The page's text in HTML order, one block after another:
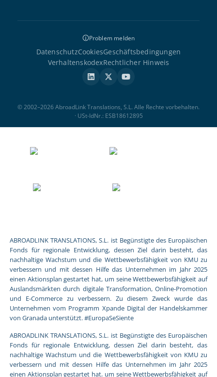
Problem melden
DatenschutzCookiesGeschäftsbedingungen
VerhaltenskodexRechtlicher Hinweis
© 2002–2026 AbroadLink Translations, S.L. Alle Rechte vorbehalten.
· USt-IdNr.: ESB18612895
ABROADLINK TRANSLATIONS, S.L. ist Begünstigte des Europäischen
Fonds für regionale Entwicklung, dessen Ziel darin besteht, das
nachhaltige Wachstum und die Wettbewerbsfähigkeit von KMU zu
verbessern und mit dessen Hilfe das Unternehmen im Jahr 2025
einen Aktionsplan gestartet hat, um seine Wettbewerbsfähigkeit auf
Auslandsmärkten durch digitale Transformation, Online-Promotion
und E-Commerce zu verbessern. Zu diesem Zweck wurde das
Unternehmen vom Programm Xpande Digital der Handelskammer
von Granada unterstützt. #EuropaSeSiente
ABROADLINK TRANSLATIONS, S.L. ist Begünstigte des Europäischen
Fonds für regionale Entwicklung, dessen Ziel darin besteht, das
nachhaltige Wachstum und die Wettbewerbsfähigkeit von KMU zu
verbessern und mit dessen Hilfe das Unternehmen im Jahr 2025
einen Aktionsplan gestartet hat, um seine Wettbewerbsfähigkeit auf